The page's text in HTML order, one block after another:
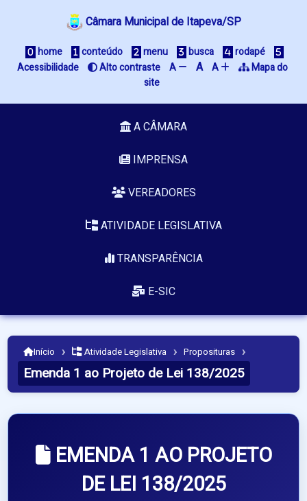
Câmara Municipal de Itapeva/SP
home conteúdo menu busca
rodapé
Acessibilidade
Alto contraste A A A
Mapa do
site
A CÂMARA
IMPRENSA
VEREADORES
ATIVIDADE LEGISLATIVA
TRANSPARÊNCIA
E-SIC
Início › Atividade Legislativa › Proposituras ›
Emenda 1 ao Projeto de Lei 138/2025
EMENDA 1 AO PROJETO
DE LEI 138/2025